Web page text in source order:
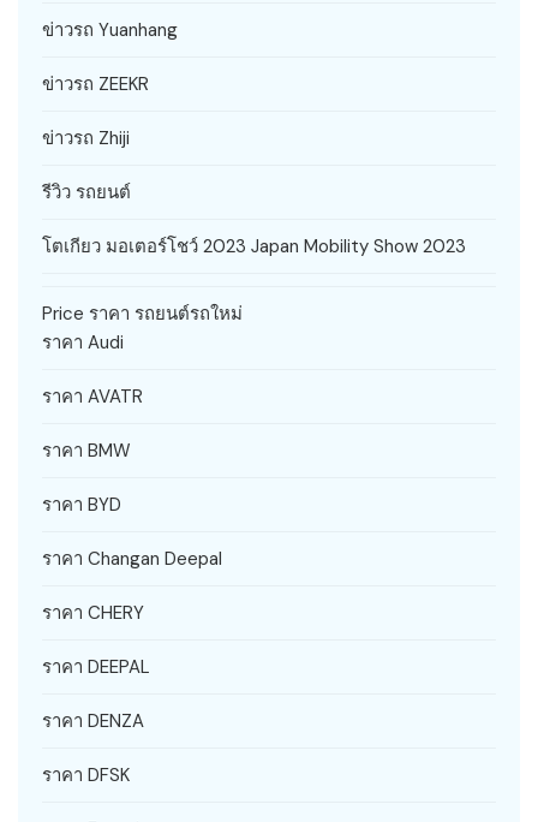
ข่าวรถ Yuanhang
ข่าวรถ ZEEKR
ข่าวรถ Zhiji
รีวิว รถยนต์
โตเกียว มอเตอร์โชว์ 2023 Japan Mobility Show 2023
Price ราคา รถยนต์รถใหม่
ราคา Audi
ราคา AVATR
ราคา BMW
ราคา BYD
ราคา Changan Deepal
ราคา CHERY
ราคา DEEPAL
ราคา DENZA
ราคา DFSK